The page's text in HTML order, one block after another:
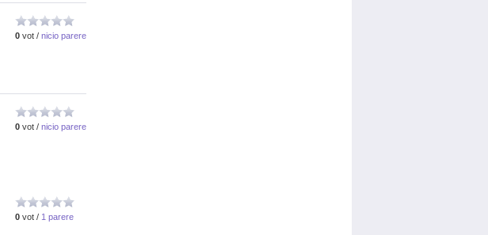
0 vot / nicio parere
0 vot / nicio parere
0 vot / 1 parere